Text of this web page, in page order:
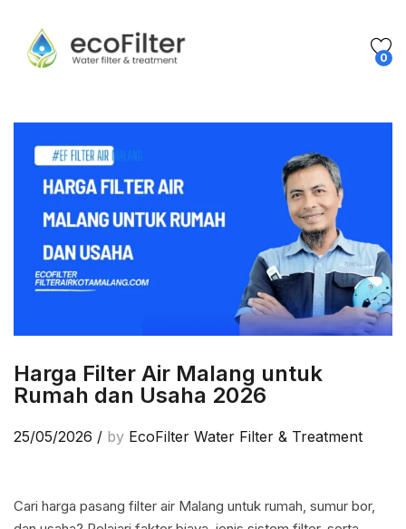
0
Harga Filter Air Malang untuk
Rumah dan Usaha 2026
25/05/2026 / by EcoFilter Water Filter & Treatment
Cari harga pasang filter air Malang untuk rumah, sumur bor,